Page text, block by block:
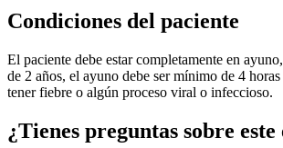
Condiciones del paciente
El paciente debe estar completamente en
de 2 años, el ayuno debe ser mínimo de 4
tener fiebre o algún proceso viral o infeccioso.
¿Tienes preguntas sobre este